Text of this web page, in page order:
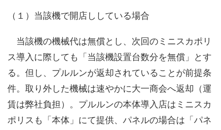
（１）当該機で開店ししている場合
当該機の機械代は無償とし、次回のミニスカポリ
ス導入に際しても「当該機設置台数分を無償」とす
る。但し、プルルンが返却されていることが前提条
件。取り外した機械は速やかに大一商会へ返却（運
賃は弊社負担）。プルルンの本体導入店はミニスカ
ポリスも「本体」にて提供、パネルの場合は「パネ